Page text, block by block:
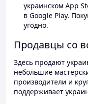
украинском App
в Google Play.
угодно.
Продавцы со
Здесь продают
небольшие
производители и
поддерживает